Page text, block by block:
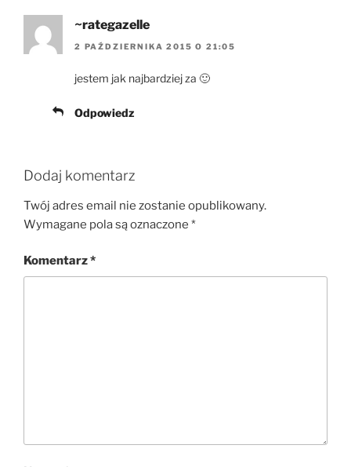
~rategazelle
2 PAŹDZIERNIKA 2015 O 21:05
jestem jak najbardziej za 🙂
Odpowiedz
Dodaj komentarz
Twój adres email nie zostanie opublikowany.
Wymagane pola są oznaczone *
Komentarz*